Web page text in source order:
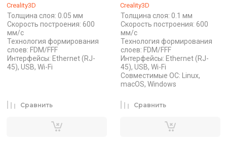
Creality3D
Толщина слоя: 0.05 мм
Скорость построения: 600
мм/с
Технология формирования
слоев: FDM/FFF
Интерфейсы: Ethernet (RJ-
45), USB, Wi-Fi
Сравнить
Creality3D
Толщина слоя: 0.1 мм
Скорость построения: 600
мм/с
Технология формирования
слоев: FDM/FFF
Интерфейсы: Ethernet (RJ-
45), USB, Wi-Fi
Совместимые ОС: Linux,
macOS, Windows
Сравнить